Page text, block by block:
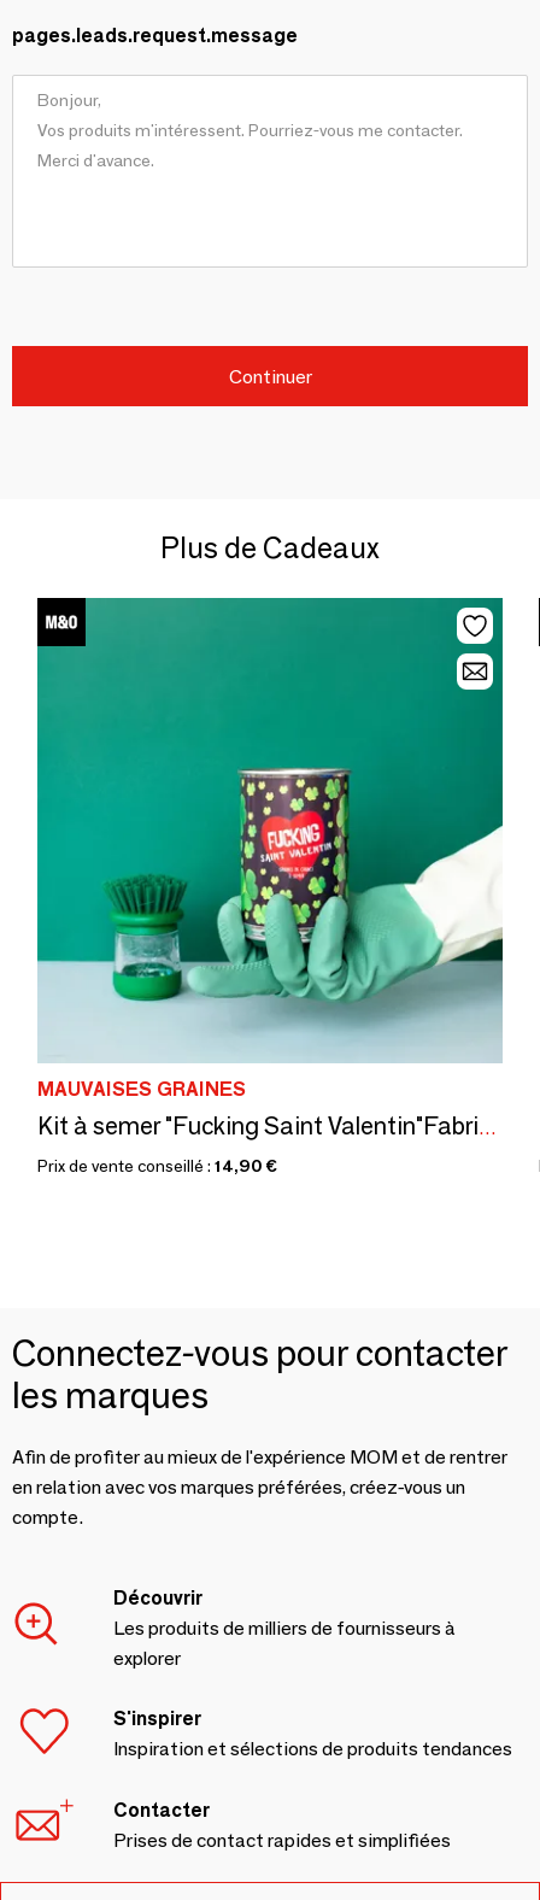
pages.leads.request.message
Continuer
Plus de Cadeaux
MAUVAISES GRAINES
Kit à semer "Fucking Saint Valentin"Fabriqué en France
Prix de vente conseillé : 14,90 €
Connectez-vous pour contacter
les marques
Afin de profiter au mieux de l'expérience MOM et de rentrer
en relation avec vos marques préférées, créez-vous un
compte.
Découvrir
Les produits de milliers de fournisseurs à
explorer
S'inspirer
Inspiration et sélections de produits tendances
Contacter
Prises de contact rapides et simplifiées